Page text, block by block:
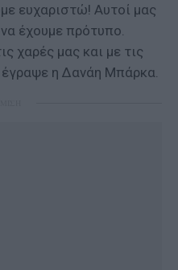
ευχαριστώ! Αυτοί μας
έχουμε πρότυπο.
χαρές μας και με τις
η Δανάη Μπάρκα.